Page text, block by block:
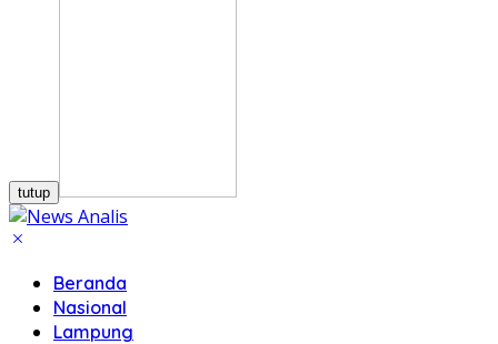
tutup
Beranda
Nasional
Lampung